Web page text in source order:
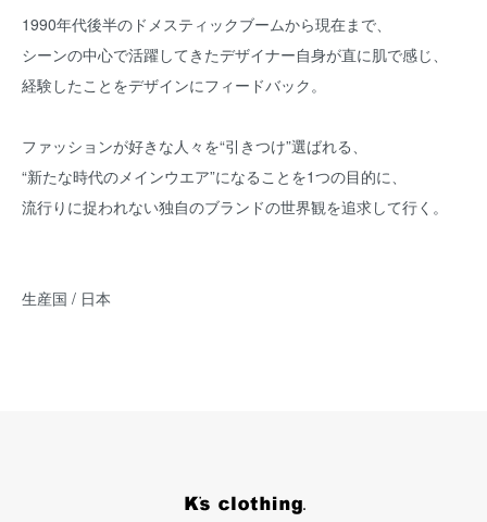
1990年代後半のドメスティックブームから現在まで、
シーンの中心で活躍してきたデザイナー自身が直に肌で感じ、
経験したことをデザインにフィードバック。
ファッションが好きな人々を“引きつけ”選ばれる、
“新たな時代のメインウエア”になることを1つの目的に、
流行りに捉われない独自のブランドの世界観を追求して行く。
生産国 / 日本